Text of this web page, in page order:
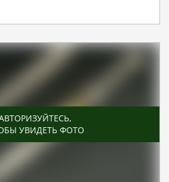
,
УВИДЕТЬ ФОТО